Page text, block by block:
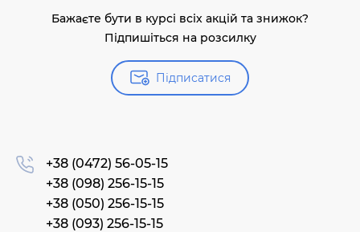
Бажаєте бути в курсі всіх акцій та знижок?
Підпишіться на розсилку
Підписатися
+38 (0472) 56-05-15
+38 (098) 256-15-15
+38 (050) 256-15-15
+38 (093) 256-15-15